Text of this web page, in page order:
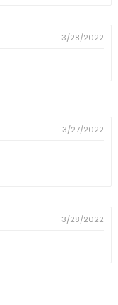
3/28/2022
3/27/2022
3/28/2022